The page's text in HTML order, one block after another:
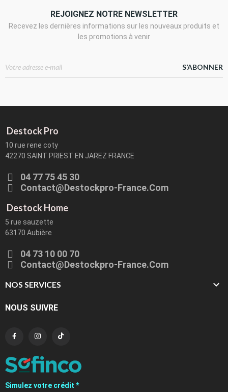
REJOIGNEZ NOTRE NEWSLETTER
Recevez les dernières informations sur les nouveaux produits et
les promotions à venir
S’ABONNER
Destock Pro
10 rue rene coty
42270 SAINT PRIEST EN JAREZ FRANCE
04 77 75 45 30
Contact@destockpro-France.com
Destock Home
5 rue sauzette
63170 Aubière
04 73 10 00 70
Contact@destockpro-France.com
NOS SERVICES 
NOUS SUIVRE
Simulez votre crédit *